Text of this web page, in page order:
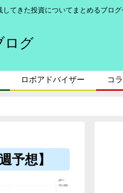
てきた投資についてまとめるブログ
ログ
ロボアドバイザー コ
予想】